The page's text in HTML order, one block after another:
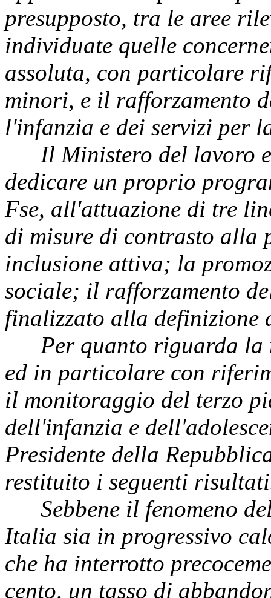
presupposto, tra le aree
individuate quelle
assoluta, con particolare
minori, e il rafforzamento
l'infanzia e dei servizi per
Il Ministero del lavoro e
dedicare un proprio
Fse, all'attuazione di tre
di misure di contrasto alla
inclusione attiva; la
sociale; il rafforzamento
finalizzato alla
Per quanto riguarda la
ed in particolare con
il monitoraggio del terzo
dell'infanzia e
Presidente della
restituito i seguenti
Sebbene il fenomeno
Italia sia in progressivo
che ha interrotto
cento, un tasso di